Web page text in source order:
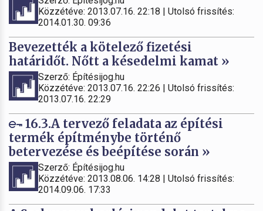
Közzétéve: 2013.07.16. 22:18 | Utolsó frissítés:
2014.01.30. 09:36
Bevezették a kötelező fizetési
határidőt. Nőtt a késedelmi kamat »
Szerző: Építésijog.hu
Közzétéve: 2013.07.16. 22:26 | Utolsó frissítés:
2013.07.16. 22:29
16.3.A tervező feladata az építési
termék építménybe történő
betervezése és beépítése során »
Szerző: Építésijog.hu
Közzétéve: 2013.08.06. 14:28 | Utolsó frissítés:
2014.09.06. 17:33